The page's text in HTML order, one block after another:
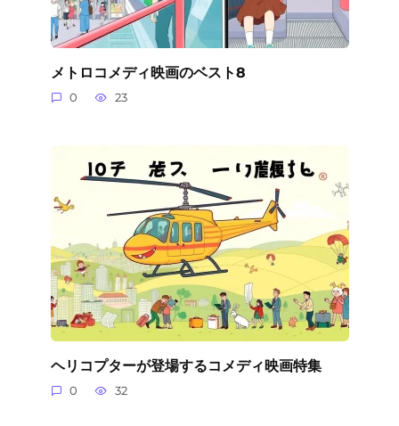
メトロコメディ映画のベスト8
0 23
ヘリコプターが登場するコメディ映画特集
0 32